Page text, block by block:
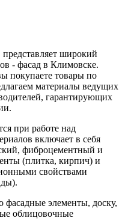
широкий
- фасад в Климовске.
покупаете товары по
материалы ведущих
гарантирующих
при работе над
включает в себя
фиброцементный и
(плитка, кирпич) и
свойствами
фасадные элементы, доску,
облицовочные